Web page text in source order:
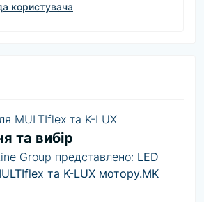
користувача
MULTIflex та K-LUX
та вибір
Group представлено: LED
та K-LUX мотору.MK